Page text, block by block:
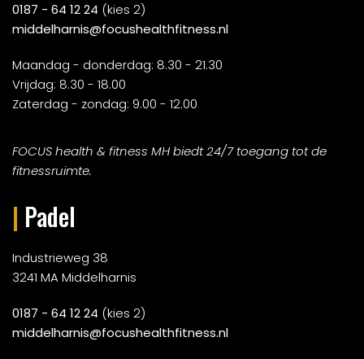
0187 - 64 12 24 (kies 2)
middelharnis@focushealthfitness.nl
Maandag - donderdag: 8.30 - 21.30
Vrijdag: 8.30 - 18.00
Zaterdag - zondag: 9.00 - 12.00
FOCUS health & fitness MH biedt 24/7 toegang tot de
fitnessruimte.
| Padel
Industrieweg 38
3241 MA Middelharnis
0187 - 64 12 24 (kies 2)
middelharnis@focushealthfitness.nl